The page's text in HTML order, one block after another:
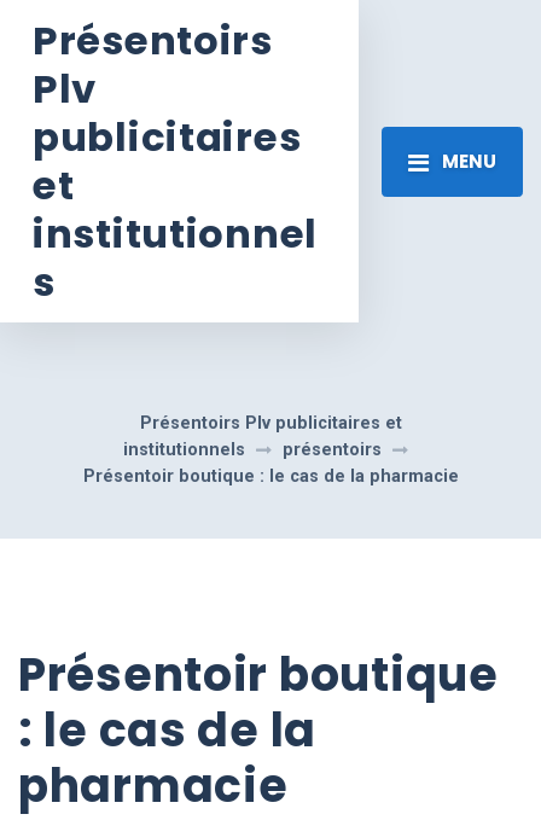
Présentoirs
Plv
publicitaires
et
institutionnel
s
MENU
Présentoirs Plv publicitaires et
institutionnels
présentoirs
Présentoir boutique : le cas de la pharmacie
Présentoir boutique
: le cas de la
pharmacie